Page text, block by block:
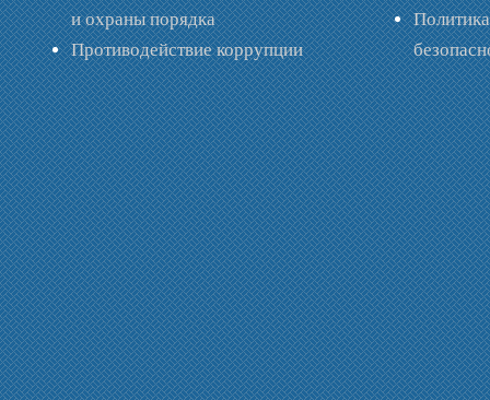
и охраны порядка
Противодействие коррупции